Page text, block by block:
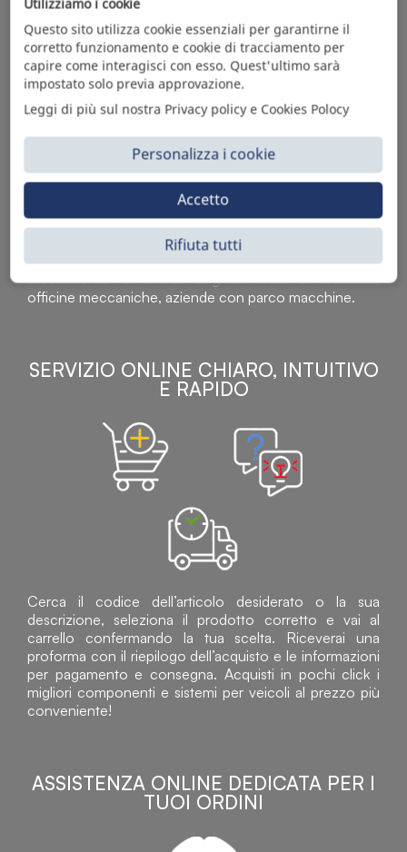
Sì Parts S.r.l. è leader nella distribuzione e vendita di
accessori per veicoli off-highway. Riconosciuto in tutto
il mondo per l’elevato standard qualitativo dei prodotti a
catalogo, attraverso la vendita B2B del ricco
assortimento di articoli originali rivolti a ricambisti,
officine meccaniche, aziende con parco macchine.
SERVIZIO ONLINE CHIARO, INTUITIVO
E RAPIDO
Cerca il codice dell’articolo desiderato o la sua
descrizione, seleziona il prodotto corretto e vai al
carrello confermando la tua scelta. Riceverai una
proforma con il riepilogo dell’acquisto e le informazioni
per pagamento e consegna. Acquisti in pochi click i
migliori componenti e sistemi per veicoli al prezzo più
conveniente!
ASSISTENZA ONLINE DEDICATA PER I
TUOI ORDINI
Questo sito utilizza cookie essenziali per garantirne il
corretto funzionamento e cookie di tracciamento per
capire come interagisci con esso. Quest'ultimo sarà
impostato solo previa approvazione.
Leggi di più sul nostra Privacy policy e Cookies Polocy
Personalizza i cookie
Rifiuta tutti
Accetto